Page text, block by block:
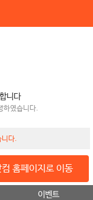
니다
하였습니다.
니다.
홈페이지로 이동
이벤트